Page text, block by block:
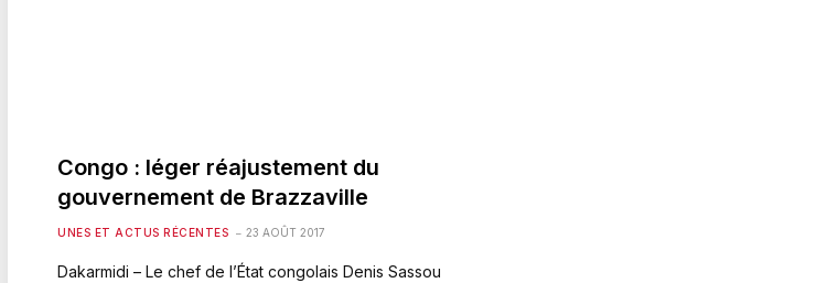
Congo : léger réajustement du
gouvernement de Brazzaville
UNES ET ACTUS RÉCENTES 23 AOÛT 2017
Dakarmidi – Le chef de l’État congolais Denis Sassou